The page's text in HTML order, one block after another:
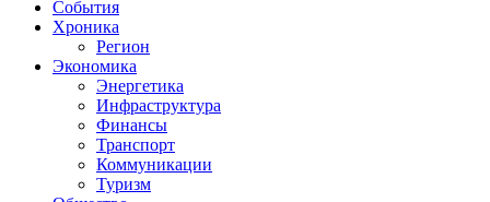
События
Хроника
Регион
Экономика
Энергетика
Инфраструктура
Финансы
Транспорт
Коммуникации
Туризм